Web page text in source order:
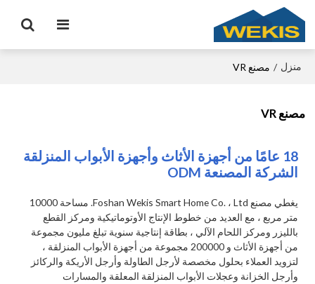
منزل / مصنع VR
مصنع VR
18 عامًا من أجهزة الأثاث وأجهزة الأبواب المنزلقة
الشركة المصنعة ODM
يغطي مصنع Foshan Wekis Smart Home Co. ، Ltd. مساحة 10000
متر مربع ، مع العديد من خطوط الإنتاج الأوتوماتيكية ومركز القطع
بالليزر ومركز اللحام الآلي ، بطاقة إنتاجية سنوية تبلغ مليون مجموعة
من أجهزة الأثاث و 200000 مجموعة من أجهزة الأبواب المنزلقة ،
لتزويد العملاء بحلول مخصصة لأرجل الطاولة وأرجل الأريكة والركائز
وأرجل الخزانة وعجلات الأبواب المنزلقة المعلقة والمسارات